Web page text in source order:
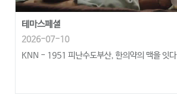
테마스페셜
2026-07-10
KNN - 1951 피난수도부산, 한의약의 맥을 잇다